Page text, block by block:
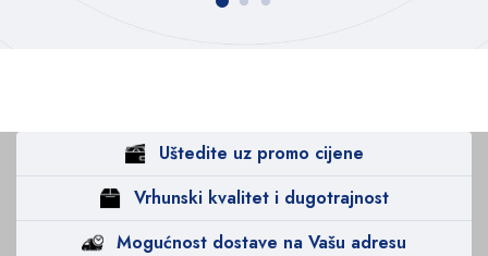
Uštedite uz promo cijene
Vrhunski kvalitet i dugotrajnost
Mogućnost dostave na Vašu adresu